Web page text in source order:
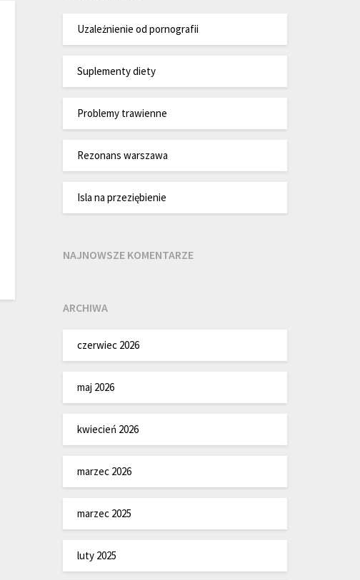
Uzależnienie od pornografii
Suplementy diety
Problemy trawienne
Rezonans warszawa
Isla na przeziębienie
NAJNOWSZE KOMENTARZE
ARCHIWA
czerwiec 2026
maj 2026
kwiecień 2026
marzec 2026
marzec 2025
luty 2025